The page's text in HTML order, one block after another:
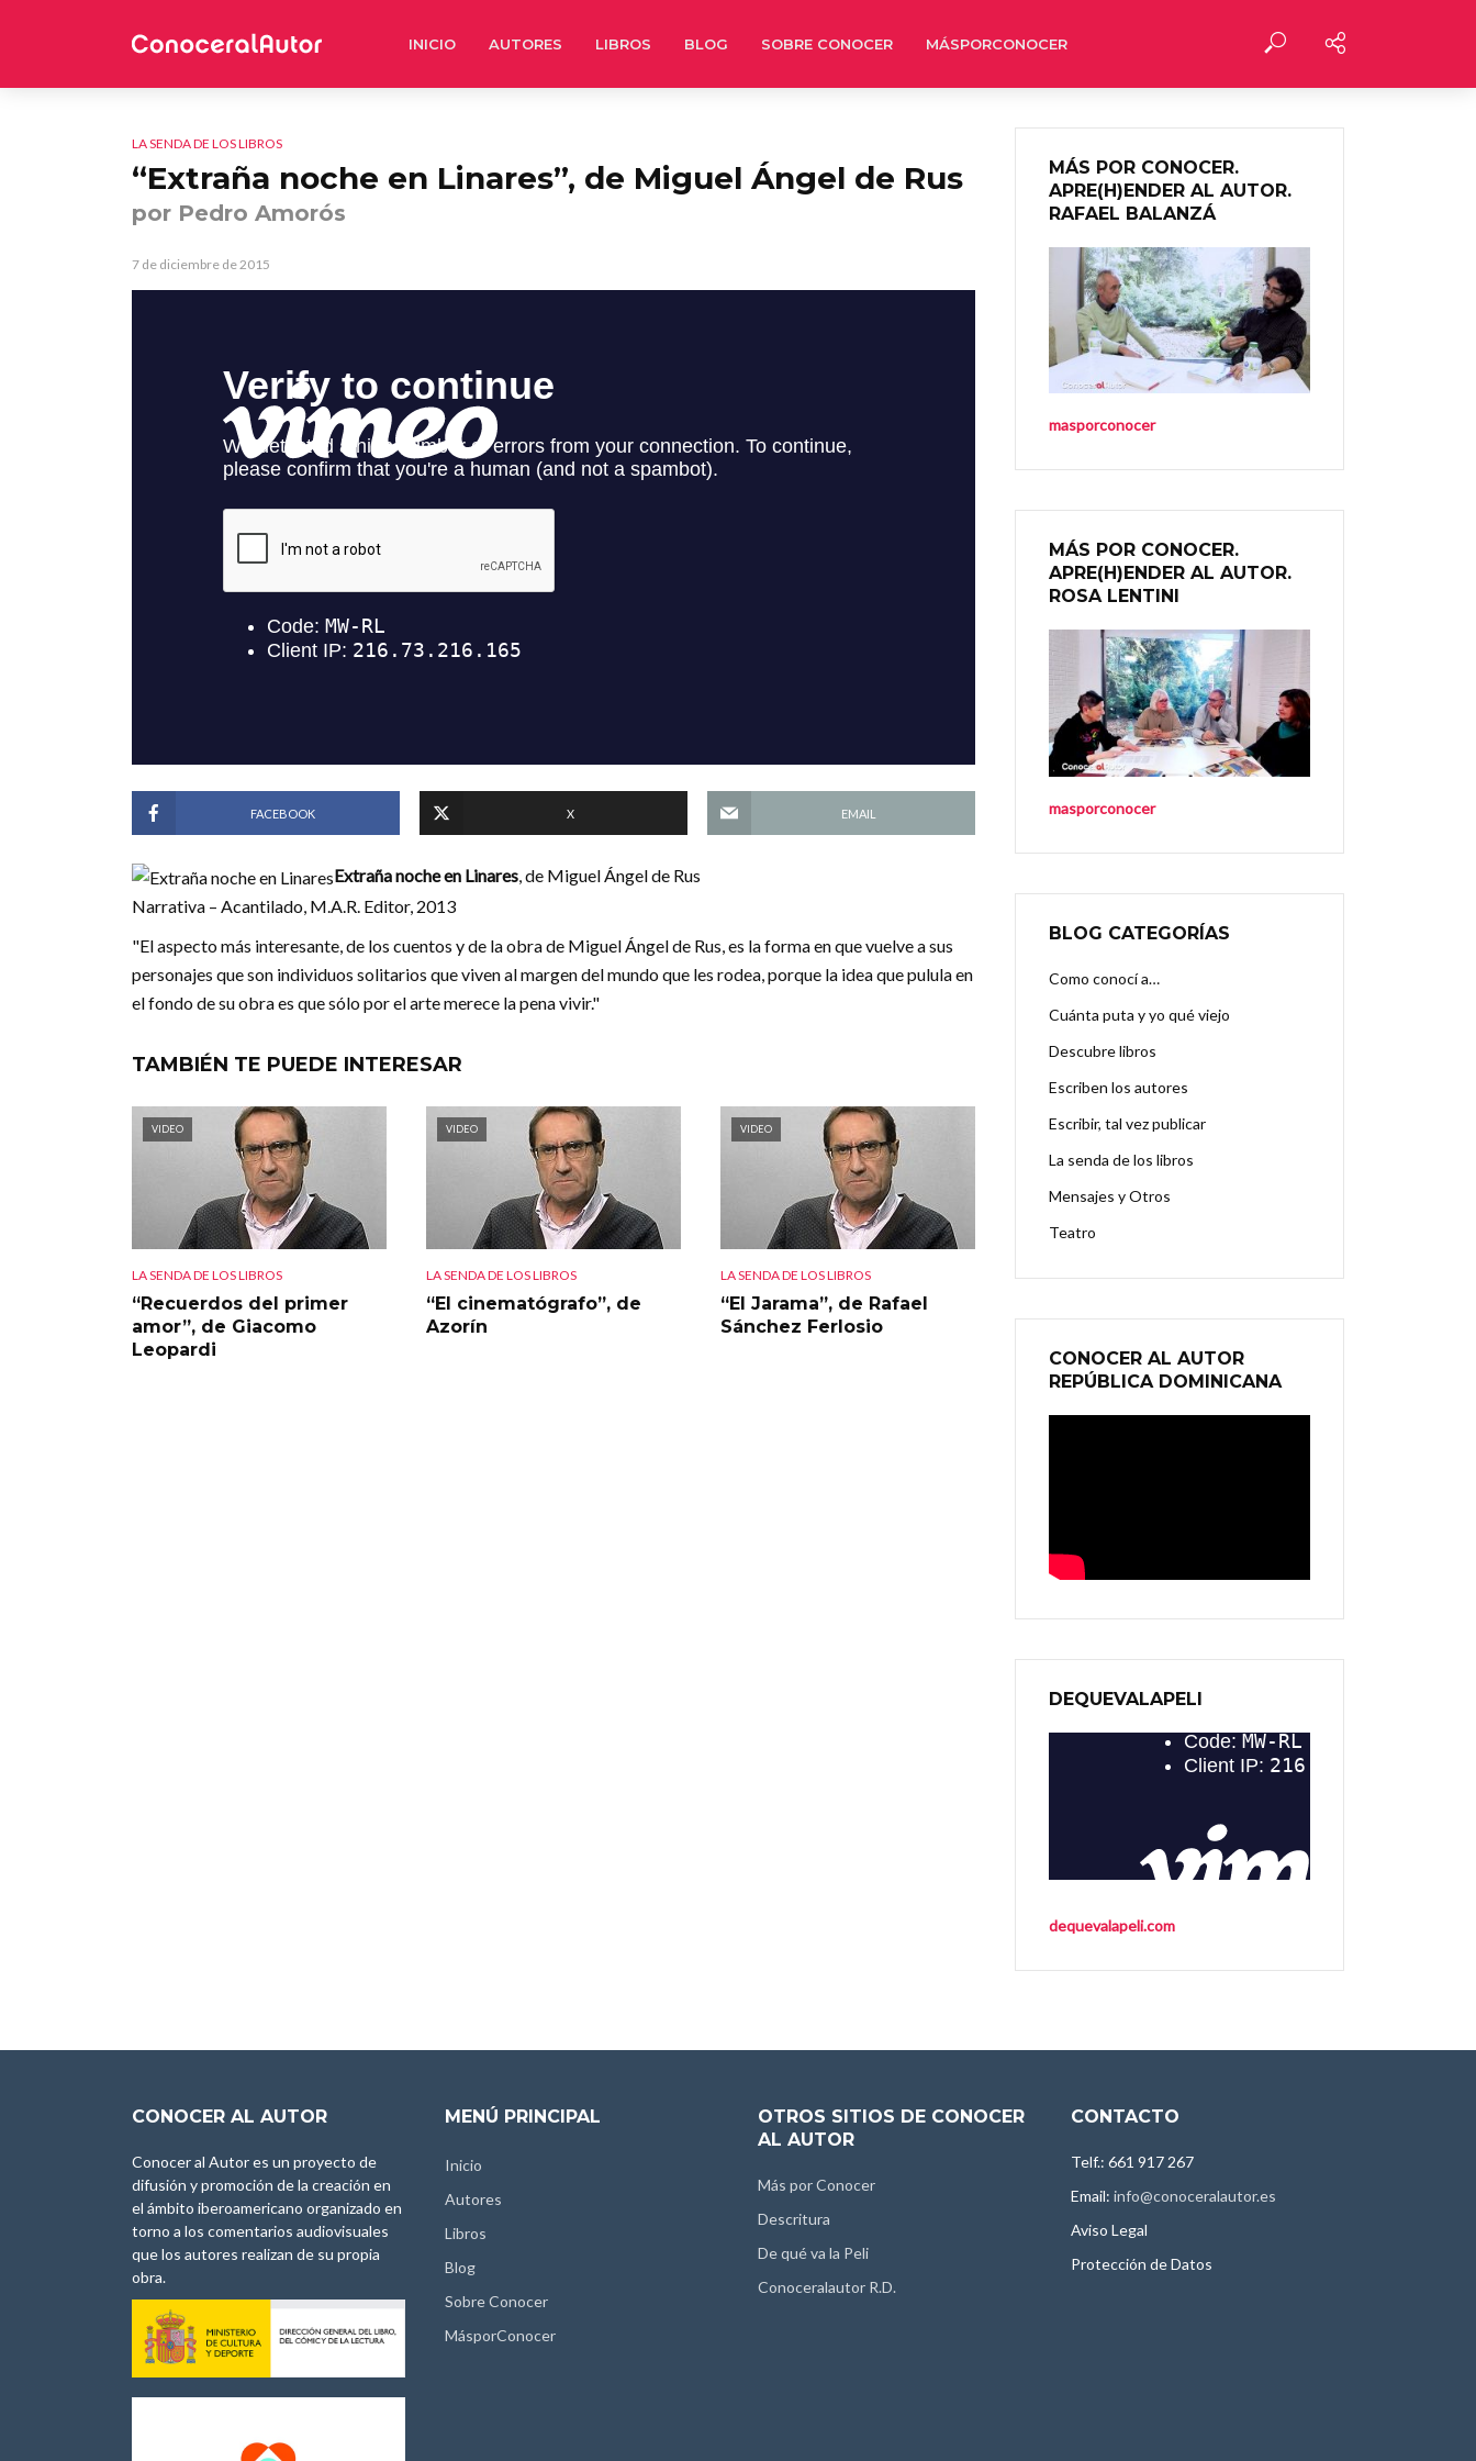
INICIO AUTORES LIBROS BLOG SOBRE CONOCER MÁSPORCONOCER
LA SENDA DE LOS LIBROS
“Extraña noche en Linares”, de Miguel Ángel de Rus
por Pedro Amorós
7 de diciembre de 2015
FACEBOOK X EMAIL
Extraña noche en Linares, de Miguel Ángel de Rus
Narrativa – Acantilado, M.A.R. Editor, 2013
"El aspecto más interesante, de los cuentos y de la obra de Miguel Ángel de Rus, es la forma en que vuelve a sus
personajes que son individuos solitarios que viven al margen del mundo que les rodea, porque la idea que pulula en
el fondo de su obra es que sólo por el arte merece la pena vivir."
TAMBIÉN TE PUEDE INTERESAR
VIDEO
LA SENDA DE LOS LIBROS
“Recuerdos del primer
amor”, de Giacomo
Leopardi
VIDEO
LA SENDA DE LOS LIBROS
“El cinematógrafo”, de
Azorín
VIDEO
LA SENDA DE LOS LIBROS
“El Jarama”, de Rafael
Sánchez Ferlosio
MÁS POR CONOCER.
APRE(H)ENDER AL AUTOR.
RAFAEL BALANZÁ
masporconocer
MÁS POR CONOCER.
APRE(H)ENDER AL AUTOR.
ROSA LENTINI
masporconocer
BLOG CATEGORÍAS
Como conocí a…
Cuánta puta y yo qué viejo
Descubre libros
Escriben los autores
Escribir, tal vez publicar
La senda de los libros
Mensajes y Otros
Teatro
CONOCER AL AUTOR
REPÚBLICA DOMINICANA
DEQUEVALAPELI
dequevalapeli.com
CONOCER AL AUTOR
Conocer al Autor es un proyecto de
difusión y promoción de la creación en
el ámbito iberoamericano organizado en
torno a los comentarios audiovisuales
que los autores realizan de su propia
obra.
MENÚ PRINCIPAL
Inicio
Autores
Libros
Blog
Sobre Conocer
MásporConocer
OTROS SITIOS DE CONOCER
AL AUTOR
Más por Conocer
Descritura
De qué va la Peli
Conoceralautor R.D.
CONTACTO
Telf.: 661 917 267
Email: info@conoceralautor.es
Aviso Legal
Protección de Datos